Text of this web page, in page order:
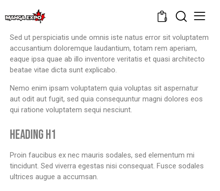
0
Sed ut perspiciatis unde omnis iste natus error sit voluptatem
accusantium doloremque laudantium, totam rem aperiam,
eaque ipsa quae ab illo inventore veritatis et quasi architecto
beatae vitae dicta sunt explicabo.
Nemo enim ipsam voluptatem quia voluptas sit aspernatur
aut odit aut fugit, sed quia consequuntur magni dolores eos
qui ratione voluptatem sequi nesciunt.
HEADING H1
Proin faucibus ex nec mauris sodales, sed elementum mi
tincidunt. Sed viverra egestas nisi consequat. Fusce sodales
ultrices augue a accumsan.